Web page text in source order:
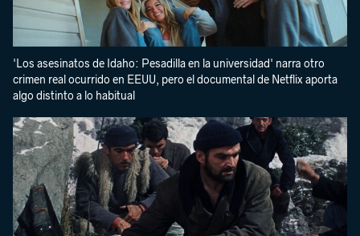
'Los asesinatos de Idaho: Pesadilla en la universidad' narra otro
crimen real ocurrido en EEUU, pero el documental de Netflix aporta
algo distinto a lo habitual